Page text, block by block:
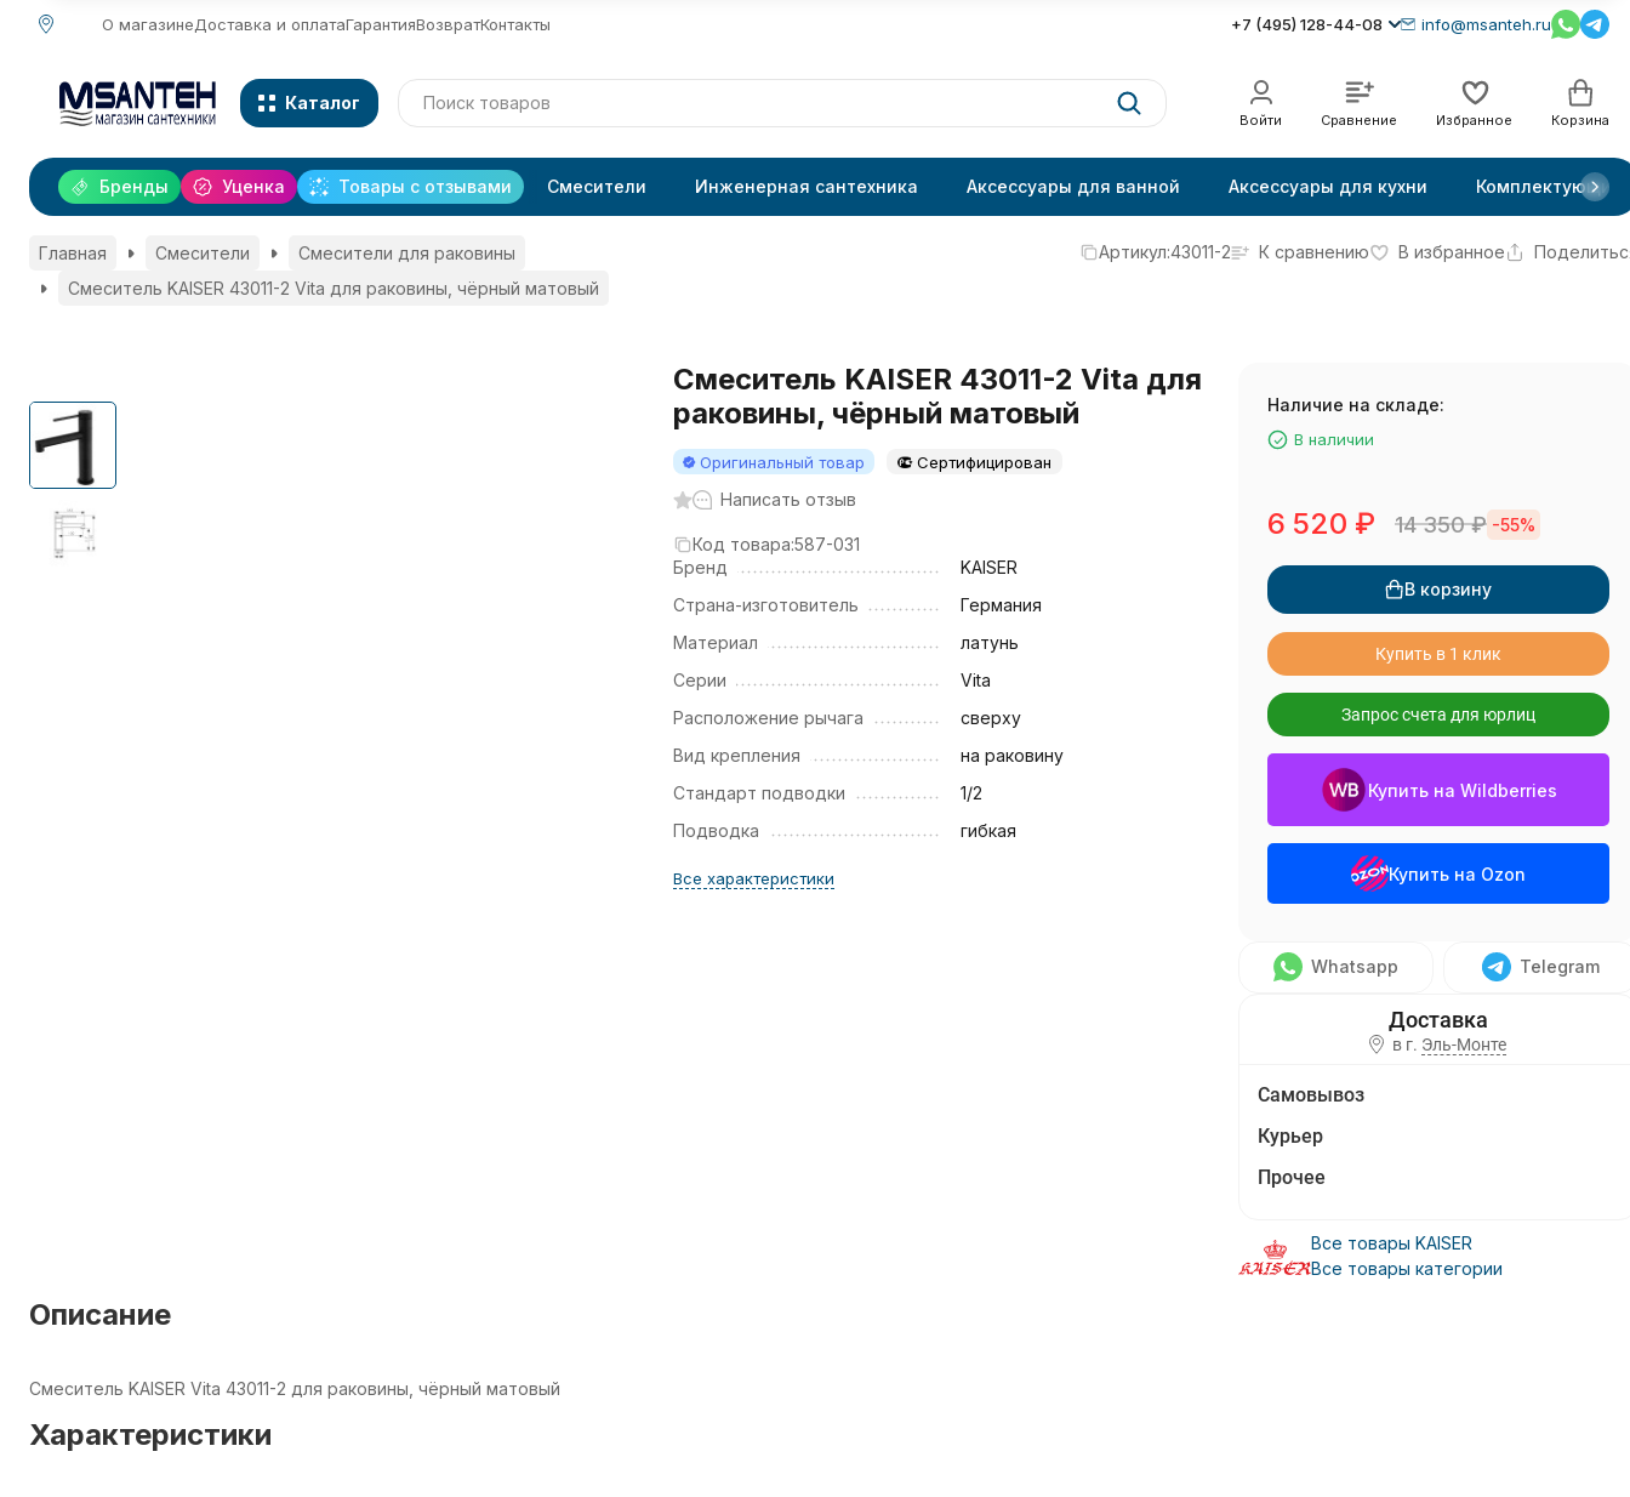
О магазинеДоставка и оплатаГарантияВозвратКонтакты +7 (495) 128-44-08 info@msanteh.ru
Каталог
Войти Сравнение Избранное Корзина
Уценка Товары с отзывами
Бренды Смесители Инженерная сантехника Аксессуары для ванной Аксессуары для кухни Комплектующие
Главная Смесители
Смесители для раковины
Смеситель KAISER 43011-2 Vita для раковины, чёрный матовый
Артикул:43011-2 К сравнению В избранное
Смеситель KAISER 43011-2 Vita для
раковины, чёрный матовый
Оригинальный товар Сертифицирован
Написать отзыв
Код товара:587-031
Бренд
KAISER
Страна-изготовитель
Германия
Материал
латунь
Серии
Vita
Расположение рычага
сверху
Вид крепления
на раковину
Стандарт подводки
1/2
Подводка
гибкая
Все характеристики
Наличие на складе:
В наличии
6 520 ₽ 14 350₽ -55%
В корзину
Купить в 1 клик
Запрос счета для юрлиц
Купить на Wildberries
Купить на Ozon
Whatsapp Telegram
в г. Эль-Монте
Самовывоз
Курьер
Прочее
Все товары KAISER
Все товары категории
Описание
Смеситель KAISER Vita 43011-2 для раковины, чёрный матовый
Характеристики